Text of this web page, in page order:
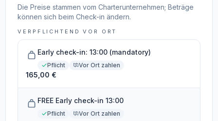
Die Preise stammen vom Charterunternehmen; Beträge
können sich beim Check-in ändern.
VERPFLICHTEND VOR ORT
Early check-in: 13:00 (mandatory)
Pflicht Vor Ort zahlen
165,00 €
FREE Early check-in 13:00
Pflicht
Vor Ort zahlen